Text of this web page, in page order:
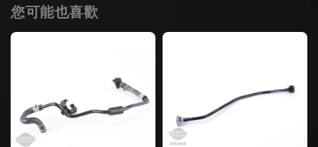
您可能也喜歡